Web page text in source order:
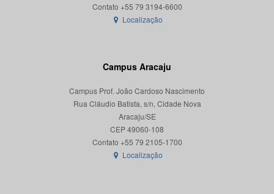
Localização
Campus Aracaju
Campus Prof. João Cardoso Nascimento
Rua Cláudio Batista, s/n, Cidade Nova
Aracaju/SE
CEP 49060-108
Localização